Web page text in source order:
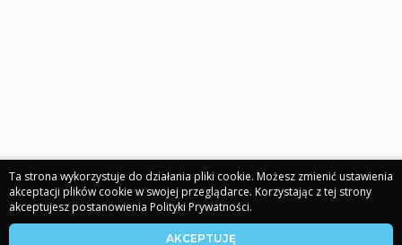
MLOKAL -Regulamin StronyiPolityka Prywatności – Mlokal
Ta strona wykorzystuje do działania pliki cookie. Możesz zmienić ustawienia
akceptacji plików cookie w swojej przeglądarce. Korzystając z tej strony
akceptujesz postanowienia Polityki Prywatności.
AKCEPTUJĘ